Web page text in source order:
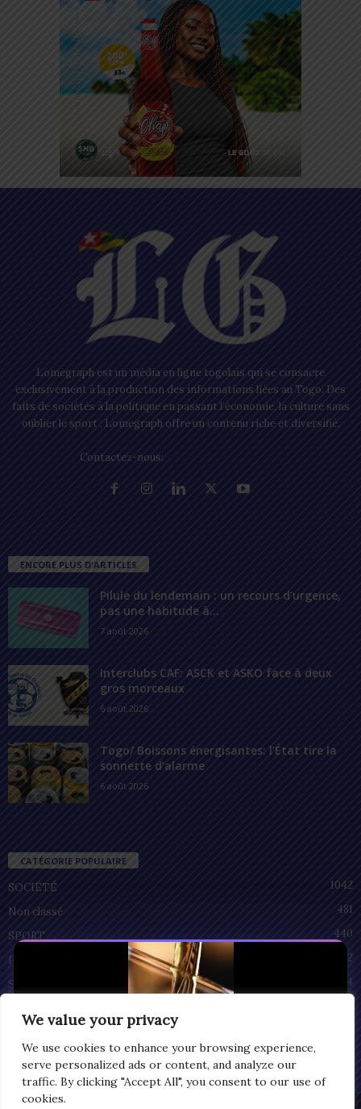
We value your privacy
We use cookies to enhance your browsing experience,
serve personalized ads or content, and analyze our
traffic. By clicking "Accept All", you consent to our use of
cookies.
Lomegraph est un média en ligne togolais qui se consacre
exclusivement à la production des informations liées au Togo. Des
faits de sociétés à la politique en passant l’économie, la culture sans
oublier le sport ; Lomegraph offre un contenu riche et diversifié.
Contactez-nous:
ENCORE PLUS D'ARTICLES
Pilule du lendemain : un recours d’urgence,
pas une habitude à...
7 août 2026
Interclubs CAF: ASCK et ASKO face à deux
gros morceaux
6 août 2026
Togo/ Boissons énergisantes: l’État tire la
sonnette d’alarme
6 août 2026
CATÉGORIE POPULAIRE
SOCIÉTÉ
1042
Non classé
481
SPORT
440
POLITIQUE
212
SANTÉ
94